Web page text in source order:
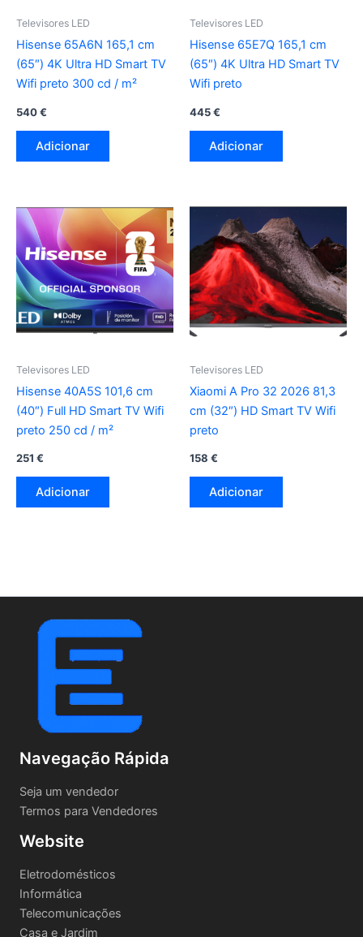
Televisores LED
Hisense 65A6N 165,1 cm
(65″) 4K Ultra HD Smart TV
Wifi preto 300 cd / m²
540€
Adicionar
Televisores LED
Hisense 65E7Q 165,1 cm
(65″) 4K Ultra HD Smart TV
Wifi preto
445€
Adicionar
Televisores LED
Hisense 40A5S 101,6 cm
(40″) Full HD Smart TV Wifi
preto 250 cd / m²
251 €
Adicionar
Televisores LED
Xiaomi A Pro 32 2026 81,3
cm (32″) HD Smart TV Wifi
preto
158 €
Adicionar
Navegação Rápida
Seja um vendedor
Termos para Vendedores
Website
Eletrodomésticos
Informática
Telecomunicações
Casa e Jardim